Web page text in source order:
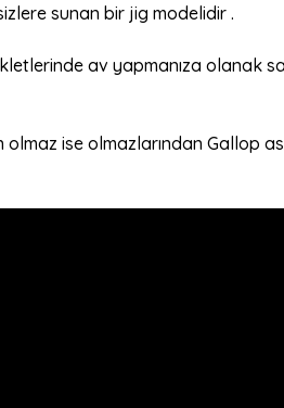
sunan bir jig modelidir .
av yapmanıza olanak
olmaz ise olmazlarından Gallop